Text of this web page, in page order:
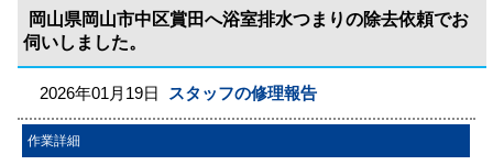
岡山県岡山市中区賞田へ浴室排水つまりの除去依頼でお
伺いしました。
2026年01月19日 スタッフの修理報告
作業詳細